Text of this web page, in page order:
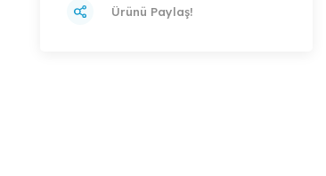
Ürünü Paylaş!